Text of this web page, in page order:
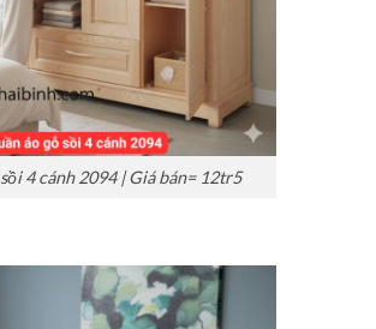
4 cánh 2094 | Giá bán= 12tr5